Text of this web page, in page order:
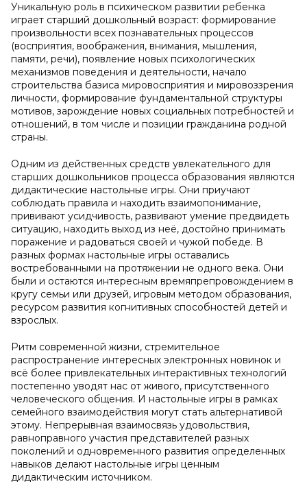
Уникальную роль в психическом развитии ребенка
играет старший дошкольный возраст: формирование
произвольности всех познавательных процессов
(восприятия, воображения, внимания, мышления,
памяти, речи), появление новых психологических
механизмов поведения и деятельности, начало
строительства базиса мировосприятия и мировоззрения
личности, формирование фундаментальной структуры
мотивов, зарождение новых социальных потребностей и
отношений, в том числе и позиции гражданина родной
страны.
Одним из действенных средств увлекательного для
старших дошкольников процесса образования являются
дидактические настольные игры. Они приучают
соблюдать правила и находить взаимопонимание,
прививают усидчивость, развивают умение предвидеть
ситуацию, находить выход из неё, достойно принимать
поражение и радоваться своей и чужой победе. В
разных формах настольные игры оставались
востребованными на протяжении не одного века. Они
были и остаются интересным времяпрепровождением в
кругу семьи или друзей, игровым методом образования,
ресурсом развития когнитивных способностей детей и
взрослых.
Ритм современной жизни, стремительное
распространение интересных электронных новинок и
всё более привлекательных интерактивных технологий
постепенно уводят нас от живого, присутственного
человеческого общения. И настольные игры в рамках
семейного взаимодействия могут стать альтернативой
этому. Непрерывная взаимосвязь удовольствия,
равноправного участия представителей разных
поколений и одновременного развития определенных
навыков делают настольные игры ценным
дидактическим источником.